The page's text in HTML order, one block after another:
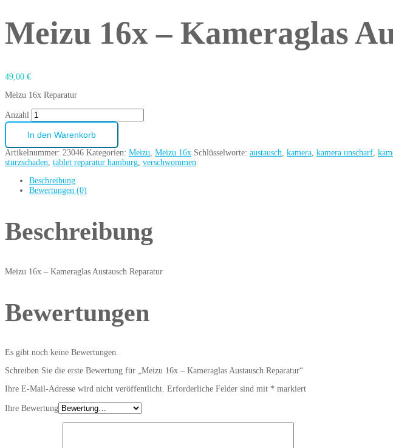
Meizu 16x – Kameraglas
49,00 €
Meizu 16x Reparatur
Anzahl
In den Warenkorb
Artikelnummer: 23046 Kategorien: Meizu, Meizu 16x Schlüsselworte: austausch, kamera, kamera unscharf,
sturzschaden, tablet reparatur hamburg, verschwommen
Beschreibung
Bewertungen (0)
Beschreibung
Meizu 16x – Kameraglas Austausch Reparatur
Bewertungen
Es gibt noch keine Bewertungen.
Schreiben Sie die erste Bewertung für „Meizu 16x – Kameraglas Austausch Reparatur“
Ihre E-Mail-Adresse wird nicht veröffentlicht. Erforderliche Felder sind mit * markiert
Ihre Bewertung